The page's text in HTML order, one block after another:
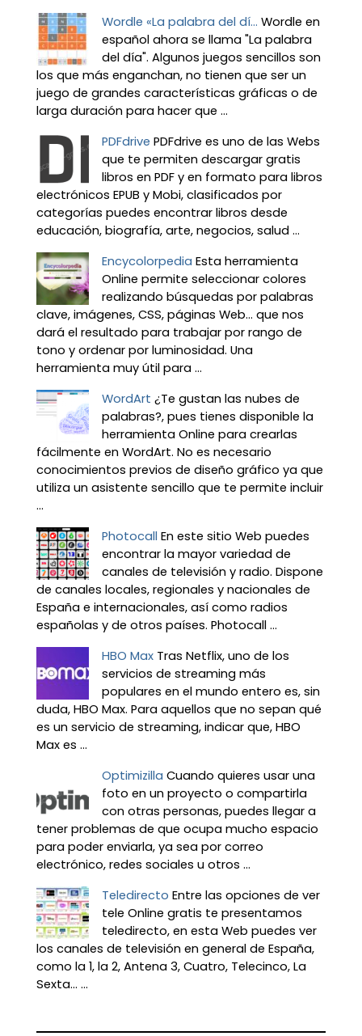
Wordle «La palabra del dí... Wordle en
español ahora se llama "La palabra
del día". Algunos juegos sencillos son
los que más enganchan, no tienen que ser un
juego de grandes características gráficas o de
larga duración para hacer que ...
PDFdrive PDFdrive es uno de las Webs
que te permiten descargar gratis
libros en PDF y en formato para libros
electrónicos EPUB y Mobi, clasificados por
categorías puedes encontrar libros desde
educación, biografía, arte, negocios, salud ...
Encycolorpedia Esta herramienta
Online permite seleccionar colores
realizando búsquedas por palabras
clave, imágenes, CSS, páginas Web... que nos
dará el resultado para trabajar por rango de
tono y ordenar por luminosidad. Una
herramienta muy útil para ...
WordArt ¿Te gustan las nubes de
palabras?, pues tienes disponible la
herramienta Online para crearlas
fácilmente en WordArt. No es necesario
conocimientos previos de diseño gráfico ya que
utiliza un asistente sencillo que te permite incluir
...
Photocall En este sitio Web puedes
encontrar la mayor variedad de
canales de televisión y radio. Dispone
de canales locales, regionales y nacionales de
España e internacionales, así como radios
españolas y de otros países. Photocall ...
HBO Max Tras Netflix, uno de los
servicios de streaming más
populares en el mundo entero es, sin
duda, HBO Max. Para aquellos que no sepan qué
es un servicio de streaming, indicar que, HBO
Max es ...
Optimizilla Cuando quieres usar una
foto en un proyecto o compartirla
con otras personas, puedes llegar a
tener problemas de que ocupa mucho espacio
para poder enviarla, ya sea por correo
electrónico, redes sociales u otros ...
Teledirecto Entre las opciones de ver
tele Online gratis te presentamos
teledirecto, en esta Web puedes ver
los canales de televisión en general de España,
como la 1, la 2, Antena 3, Cuatro, Telecinco, La
Sexta… ...